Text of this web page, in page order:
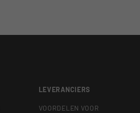
LEVERANCIERS
VOORDELEN VOOR